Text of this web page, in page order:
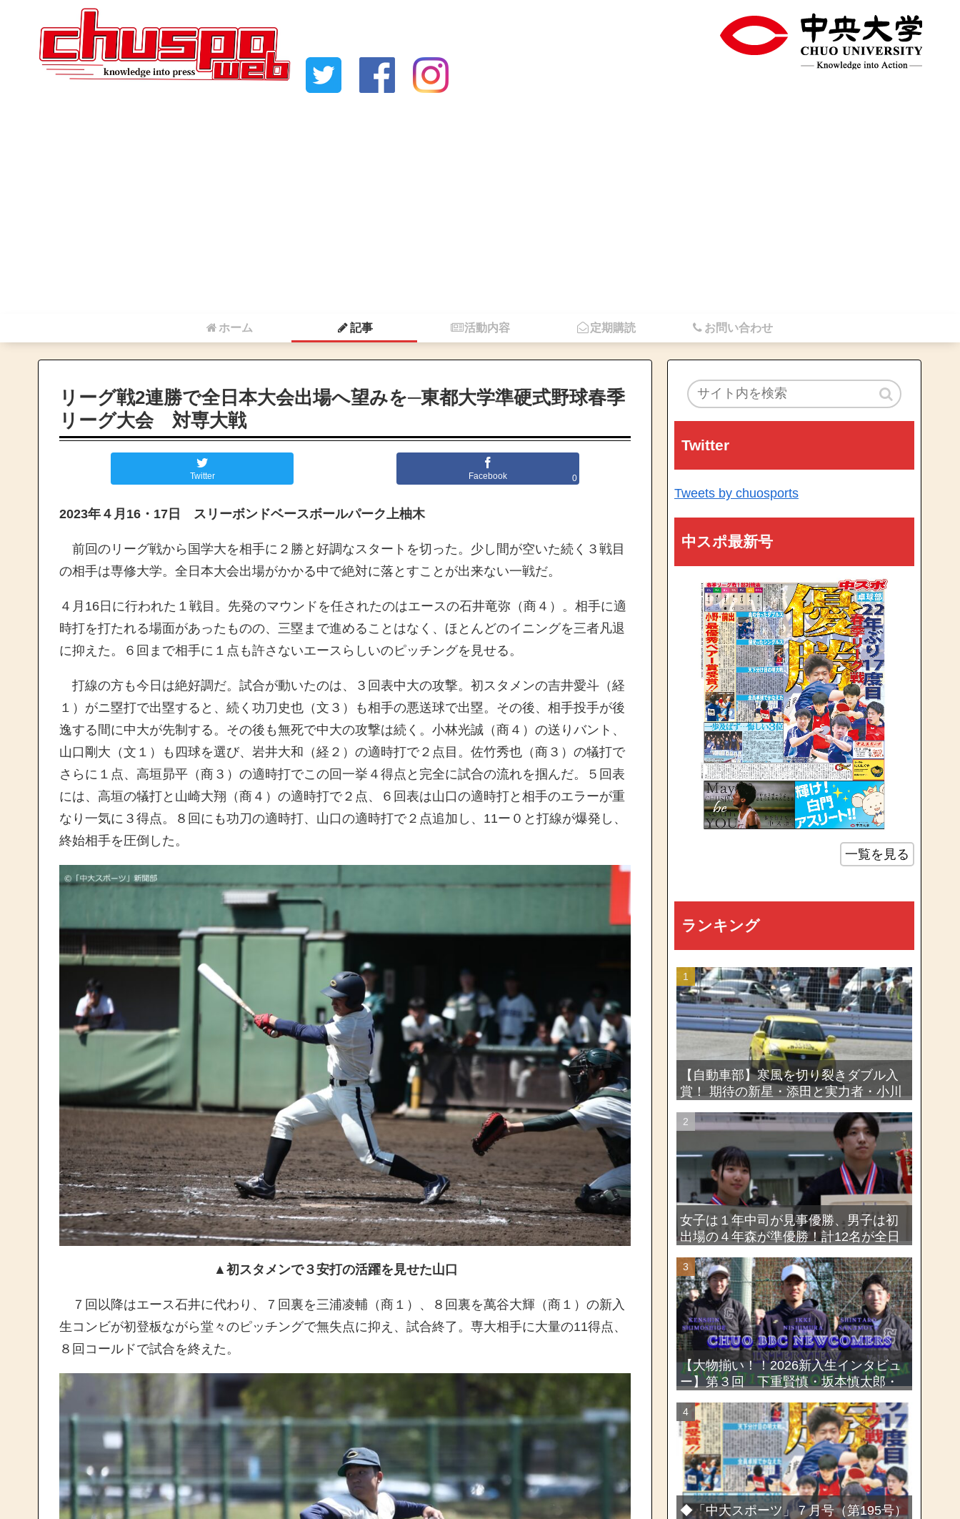
ホーム 記事 活動内容 定期購読 お問い合わせ
リーグ戦2連勝で全日本大会出場へ望みを─東都大学準硬式野球春季
リーグ大会 対専大戦
Twitter Facebook 0
2023年４月16・17日 スリーボンドベースボールパーク上柚木
前回のリーグ戦から国学大を相手に２勝と好調なスタートを切った。少し間が空いた続く３戦目
の相手は専修大学。全日本大会出場がかかる中で絶対に落とすことが出来ない一戦だ。
４月16日に行われた１戦目。先発のマウンドを任されたのはエースの石井竜弥（商４）。相手に適
時打を打たれる場面があったものの、三塁まで進めることはなく、ほとんどのイニングを三者凡退
に抑えた。６回まで相手に１点も許さないエースらしいのピッチングを見せる。
打線の方も今日は絶好調だ。試合が動いたのは、３回表中大の攻撃。初スタメンの吉井愛斗（経
１）がニ塁打で出塁すると、続く功刀史也（文３）も相手の悪送球で出塁。その後、相手投手が後
逸する間に中大が先制する。その後も無死で中大の攻撃は続く。小林光誠（商４）の送りバント、
山口剛大（文１）も四球を選び、岩井大和（経２）の適時打で２点目。佐竹秀也（商３）の犠打で
さらに１点、高垣昴平（商３）の適時打でこの回一挙４得点と完全に試合の流れを掴んだ。５回表
には、高垣の犠打と山崎大翔（商４）の適時打で２点、６回表は山口の適時打と相手のエラーが重
なり一気に３得点。８回にも功刀の適時打、山口の適時打で２点追加し、11ー０と打線が爆発し、
終始相手を圧倒した。
▲初スタメンで３安打の活躍を見せた山口
７回以降はエース石井に代わり、７回裏を三浦凌輔（商１）、８回裏を萬谷大輝（商１）の新入
生コンビが初登板ながら堂々のピッチングで無失点に抑え、試合終了。専大相手に大量の11得点、
８回コールドで試合を終えた。
Twitter
Tweets by chuosports
中スポ最新号
一覧を見る
ランキング
【自動車部】寒風を切り裂きダブル入
賞！ 期待の新星・添田と実力者・小川
大会2026
女子は１年中司が見事優勝、男子は初
出場の４年森が準優勝！計12名が全日
剣道選手権大会・第72回関東学生剣道
選手権大会
【大物揃い！！2026新入生インタビュ
ー】第３回 下重賢慎・坂本慎太郎・
◆「中大スポーツ」７月号（第195号）